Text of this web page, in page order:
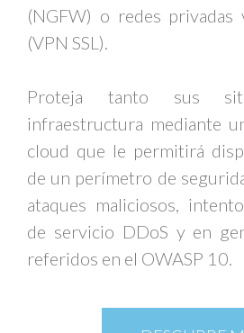
(NGFW) o redes privadas
(VPN SSL).
Proteja tanto sus
infraestructura mediante
cloud que le permitirá
de un perímetro de
ataques maliciosos,
de servicio DDoS y en
referidos en el OWASP 10.